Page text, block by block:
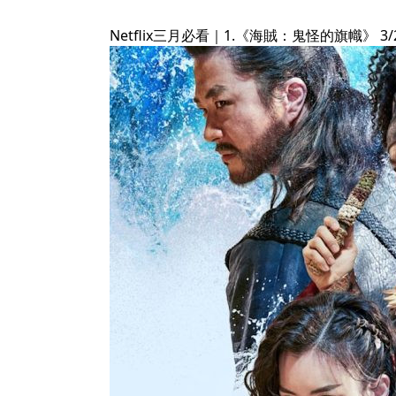
Netflix三月必看｜1.《海賊：鬼怪的旗幟》